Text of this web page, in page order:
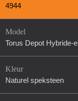
4944
Model
Torus Depot Hybride-e
Kleur
Naturel speksteen